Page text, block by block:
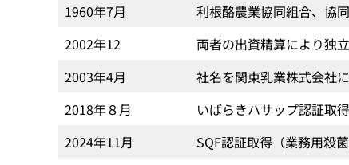
1960年7月
利根酪農業協同組合、協
2002年12
両者の出資精算により独立
2003年4月
社名を関東乳業株式会社
2018年８月
いばらきハサップ認証取
2024年11月
SQF認証取得（業務用殺菌